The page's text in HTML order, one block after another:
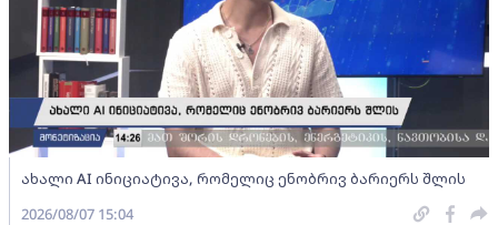
ახალი AI ინიციატივა, რომელიც ენობრივ ბარიერს შლის
2026/08/07 15:04